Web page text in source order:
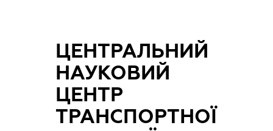
ЦЕНТРАЛЬНИЙ
НАУКОВИЙ
ЦЕНТР
ТРАНСПОРТНОЇ